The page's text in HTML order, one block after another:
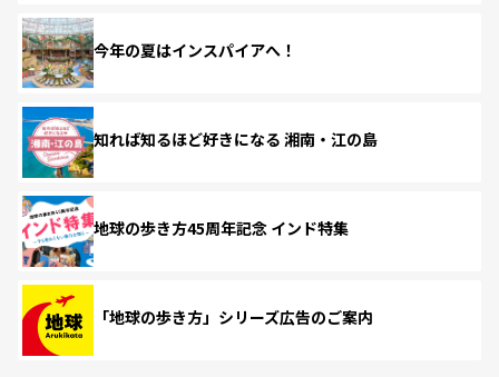
今年の夏はインスパイアへ！
知れば知るほど好きになる 湘南・江の島
地球の歩き方45周年記念 インド特集
「地球の歩き方」シリーズ広告のご案内